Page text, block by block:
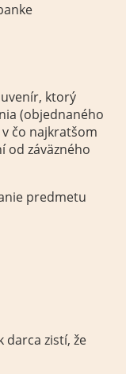
ktorý
(objednaného
čo najkratšom
od záväzného
predmetu
darca zistí, že